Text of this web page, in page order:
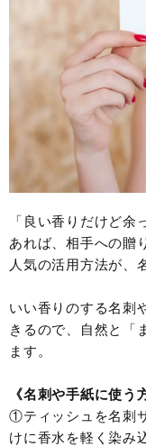
「良い香りだけど
あれば、相手への贈
人気の活用方法が、
いい香りのする名刺
きるので、自然と「
ます。
《名刺や手紙に使う
①ティッシュを名刺
けに香水を軽く染み